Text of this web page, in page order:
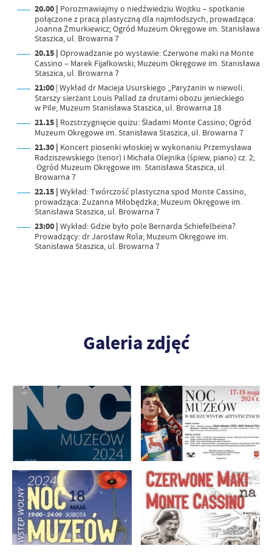
20.00 | Porozmawiajmy o niedźwiedziu Wojtku – spotkanie
połączone z pracą plastyczną dla najmłodszych, prowadząca:
Joanna Żmurkiewicz; Ogród Muzeum Okręgowe im. Stanisława
Staszica, ul. Browarna 7
20.15 | Oprowadzanie po wystawie: Czerwone maki na Monte
Cassino – Marek Fijałkowski; Muzeum Okręgowe im. Stanisława
Staszica, ul. Browarna 7
21:00 | Wykład dr Macieja Usurskiego „Paryżanin w niewoli.
Starszy sierżant Louis Pallad za drutami obozu jenieckiego
w Pile; Muzeum Stanisława Staszica, ul. Browarna 18
21.15 | Rozstrzygnięcie quizu: Śladami Monte Cassino; Ogród
Muzeum Okręgowe im. Stanisława Staszica, ul. Browarna 7
21.30 | Koncert piosenki włoskiej w wykonaniu Przemysława
Radziszewskiego (tenor) i Michała Olejnika (śpiew, piano) cz. 2;
Ogród Muzeum Okręgowe im. Stanisława Staszica, ul.
Browarna 7
22.15 | Wykład: Twórczość plastyczna spod Monte Cassino,
prowadząca: Zuzanna Miłobędzka; Muzeum Okręgowe im.
Stanisława Staszica, ul. Browarna 7
23:00 | Wykład: Gdzie było pole Bernarda Schiefelbeina?
Prowadzący: dr Jarosław Rola; Muzeum Okręgowe im.
Stanisława Staszica, ul. Browarna 7
Galeria zdjęć